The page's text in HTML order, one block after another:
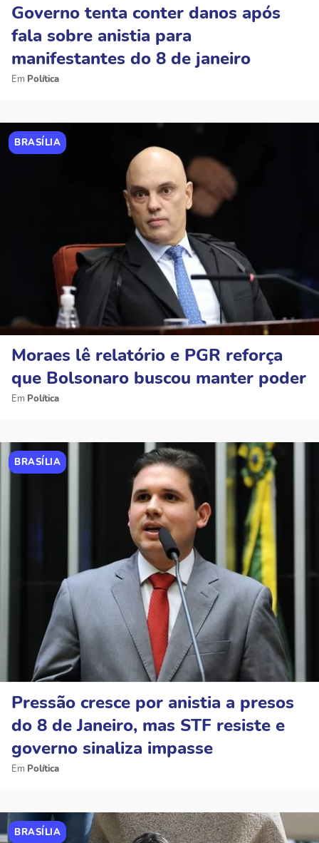
Governo tenta conter danos após
fala sobre anistia para
manifestantes do 8 de janeiro
Política
BRASÍLIA
Moraes lê relatório e PGR reforça
que Bolsonaro buscou manter poder
Política
BRASÍLIA
Pressão cresce por anistia a presos
do 8 de Janeiro, mas STF resiste e
governo sinaliza impasse
Política
BRASÍLIA